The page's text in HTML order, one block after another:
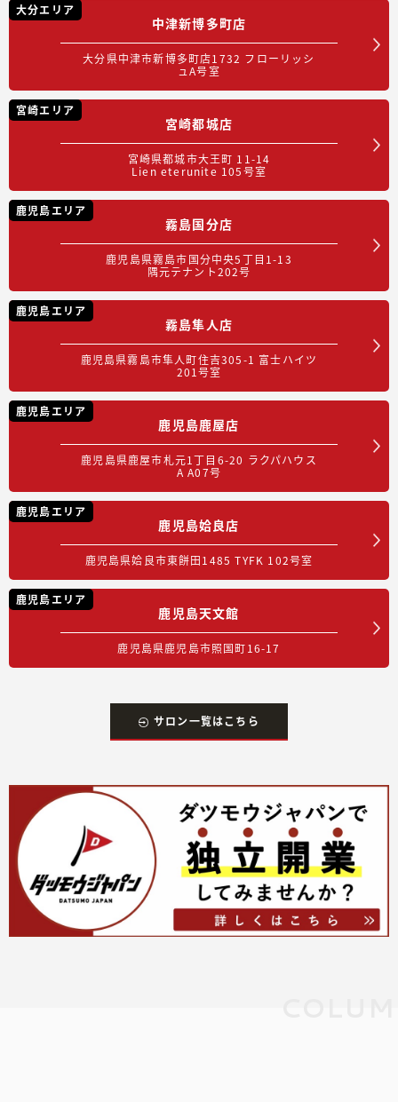
大分エリア
中津新博多町店
大分県中津市新博多町店1732 フローリッシ
ュA号室
宮崎エリア
宮崎都城店
宮崎県都城市大王町 11-14
Lien eterunite 105号室
鹿児島エリア
霧島国分店
鹿児島県霧島市国分中央5丁目1-13
隅元テナント202号
鹿児島エリア
霧島隼人店
鹿児島県霧島市隼人町住吉305-1 富士ハイツ
201号室
鹿児島エリア
鹿児島鹿屋店
鹿児島県鹿屋市札元1丁目6-20 ラクパハウス
A A07号
鹿児島エリア
鹿児島姶良店
鹿児島県姶良市東餅田1485 TYFK 102号室
鹿児島エリア
鹿児島天文館
鹿児島県鹿児島市照国町16-17
サロン一覧はこちら